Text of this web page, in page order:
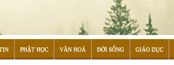
PHẬT HỌC VĂN HOÁ ĐỜI SỐNG GIÁO DỤC